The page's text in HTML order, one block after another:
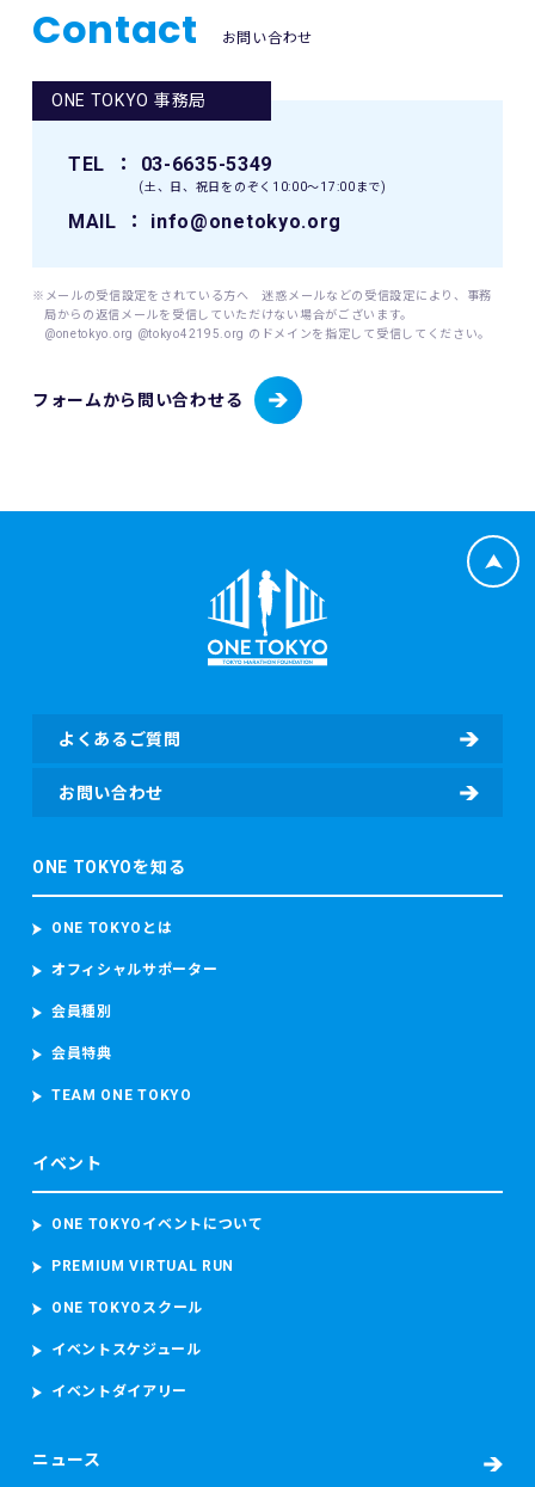
宜の場所に掲示（及び登録されたメールアドレスへの通知
12. 本イベントに関連して生ずる一切の紛争については、東
Contact お問い合わせ
フォームから問い合わせる
ONE TOKYO 事務局
TEL ： 03-6635-5349
(土、日、祝日をのぞく10:00〜17:00まで)
MAIL ： info@onetokyo.org
※メールの受信設定をされている方へ 迷惑メールなどの受信設定により、事務
局からの返信メールを受信していただけない場合がございます。
@onetokyo.org @tokyo42195.org のドメインを指定して受信してください。
よくあるご質問
お問い合わせ
ONE TOKYOを知る
ONE TOKYOとは
オフィシャルサポーター
会員種別
会員特典
TEAM ONE TOKYO
イベント
ONE TOKYOイベントについて
PREMIUM VIRTUAL RUN
ONE TOKYOスクール
イベントスケジュール
イベントダイアリー
ニュース